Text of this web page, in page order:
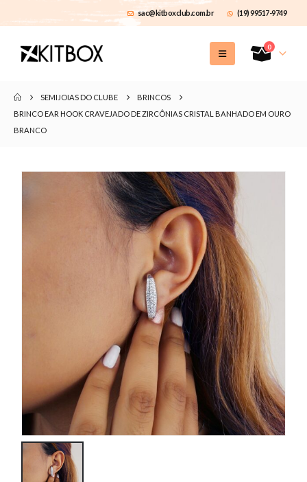
sac@kitboxclub.com.br (19) 99517-9749
0
SEMIJOIAS DO CLUBE
BRINCOS
BRINCO EAR HOOK CRAVEJADO DE ZIRCÔNIAS CRISTAL BANHADO EM OURO
BRANCO